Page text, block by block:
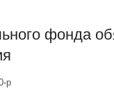
фонда
р